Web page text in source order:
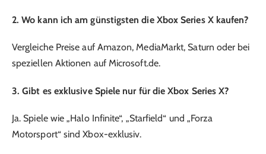
2. Wo kann ich am günstigsten die Xbox Series X kaufen?
Vergleiche Preise auf Amazon, MediaMarkt, Saturn oder bei
speziellen Aktionen auf Microsoft.de.
3. Gibt es exklusive Spiele nur für die Xbox Series X?
Ja. Spiele wie „Halo Infinite“, „Starfield“ und „Forza
Motorsport“ sind Xbox-exklusiv.